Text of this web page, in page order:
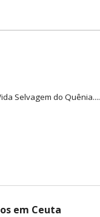
Selvagem do Quênia....
em Ceuta